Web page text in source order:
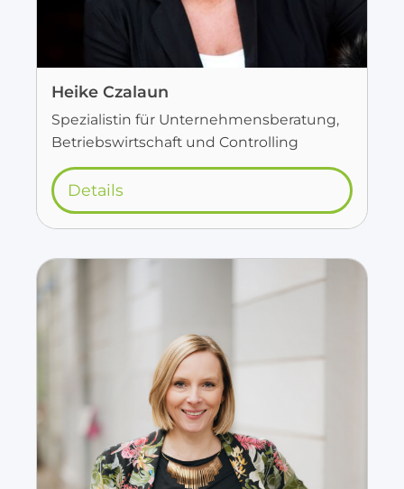
Heike Czalaun
Spezialistin für Unternehmensberatung,
Betriebswirtschaft und Controlling
Details